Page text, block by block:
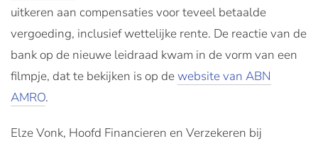
uitkeren aan compensaties voor teveel betaalde
vergoeding, inclusief wettelijke rente. De reactie van de
bank op de nieuwe leidraad kwam in de vorm van een
filmpje, dat te bekijken is op dewebsite van ABN
AMRO.
Elze Vonk, Hoofd Financieren en Verzekeren bij